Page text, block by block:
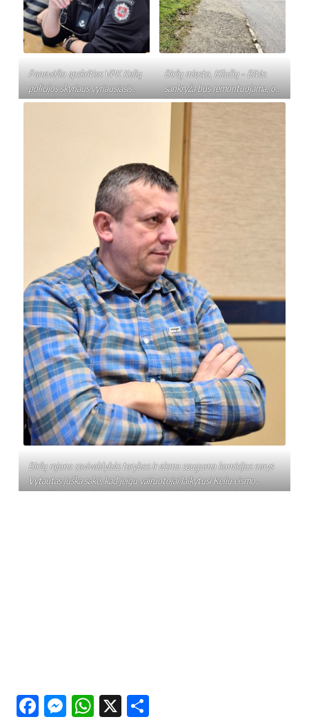
Panevėžio apskrities VPK Kelių
policijos skyriaus vyriausiasis
specialistas Erikas Klimas
Biržų miesto, Kilučių – Bitės
sankryža bus remontuojama, o
kol tai įvyks, kelio ruože iki
Skratiškių – Kilučių gatvių
važiuoti iki 30 kilometrų per
Butkevičiūtės nuotr.
Biržų rajono savivaldybės tarybos ir eismo saugumo komisijos narys
Vytautas Juška sakė, kad jeigu vairuotojai laikytųsi Kelių eismo
taisyklių, tai nereikėtų apsistatyti draudžiamaisiais kelio ženklais. | I.
Facebook
Messenger
WhatsApp
X